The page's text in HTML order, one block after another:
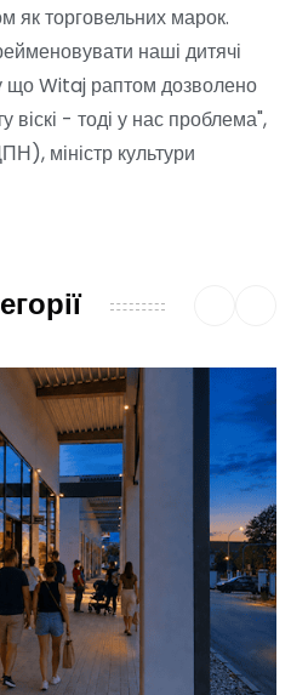
як торговельних марок.
наші дитячі
що Witaj раптом дозволено
- тоді у нас проблема",
міністр культури